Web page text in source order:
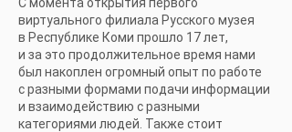
виртуального филиала Русского музея
в Республике Коми прошло 17 лет,
и за это продолжительное время нами
был накоплен огромный опыт по работе
с разными формами подачи информации
и взаимодействию с разными
категориями людей. Также стоит